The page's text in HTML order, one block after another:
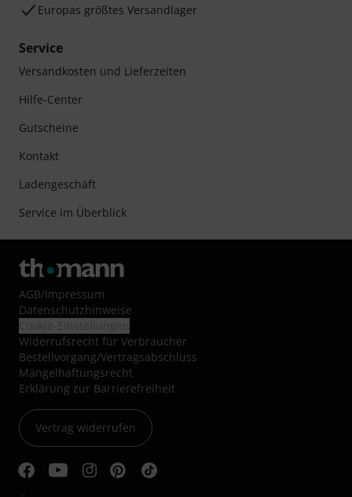
Europas größtes Versandlager
Service
Versandkosten und Lieferzeiten
Hilfe-Center
Gutscheine
Kontakt
Ladengeschäft
Service im Überblick
AGB/Impressum
Datenschutzhinweise
Widerrufsrecht für Verbraucher
Bestellvorgang/Vertragsabschluss
Mängelhaftungsrecht
Erklärung zur Barrierefreiheit
Vertrag widerrufen